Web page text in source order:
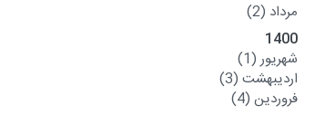
مرداد (2)
1400
شهریور (1)
اردیبهشت (3)
فروردین (4)